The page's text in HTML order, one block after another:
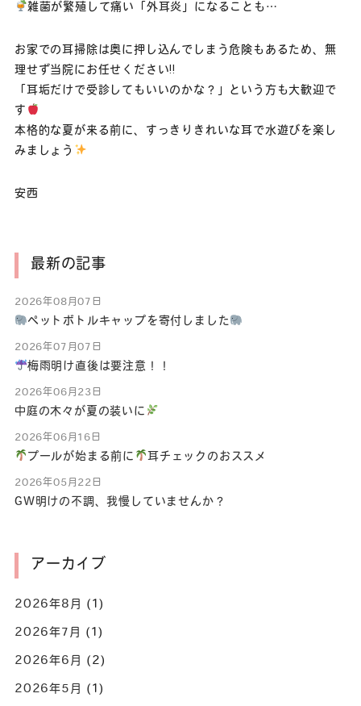
最新の記事
2026年08月07日
ペットボトルキャップを寄付しました
2026年07月07日
梅雨明け直後は要注意！！
2026年06月23日
中庭の木々が夏の装いに
2026年06月16日
プールが始まる前に 耳チェックのおススメ
2026年05月22日
GW明けの不調、我慢していませんか？
アーカイブ
2026年8月 (1)
2026年7月 (1)
2026年6月 (2)
2026年5月 (1)
雑菌が繁殖して痛い「外耳炎」になることも…
お家での耳掃除は奥に押し込んでしまう危険もあるため、無
理せず当院にお任せください‼
「耳垢だけで受診してもいいのかな？」という方も大歓迎で
す
本格的な夏が来る前に、すっきりきれいな耳で水遊びを楽し
みましょう
安西